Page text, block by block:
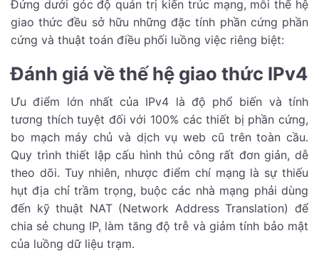
Đứng dưới góc độ quản trị kiến trúc mạng, mỗi thế hệ
giao thức đều sở hữu những đặc tính phần cứng phần
cứng và thuật toán điều phối luồng việc riêng biệt:
Đánh giá về thế hệ giao thức IPv4
Ưu điểm lớn nhất của IPv4 là độ phổ biến và tính
tương thích tuyệt đối với 100% các thiết bị phần cứng,
bo mạch máy chủ và dịch vụ web cũ trên toàn cầu.
Quy trình thiết lập cấu hình thủ công rất đơn giản, dễ
theo dõi. Tuy nhiên, nhược điểm chí mạng là sự thiếu
hụt địa chỉ trầm trọng, buộc các nhà mạng phải dùng
đến kỹ thuật NAT (Network Address Translation) để
chia sẻ chung IP, làm tăng độ trễ và giảm tính bảo mật
của luồng dữ liệu trạm.